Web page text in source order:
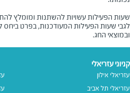
שעות הפעילות עשויות להשתנות ומומלץ
לגבי שעות הפעילות המעודכנות, בפרט ביחס
ובמוצאי החג.
קניוני עזריאלי
עזריאלי אילון
עזריאלי תל אביב